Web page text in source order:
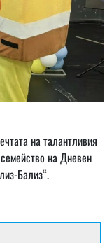
на талантливия
на Дневен
Бализ“.